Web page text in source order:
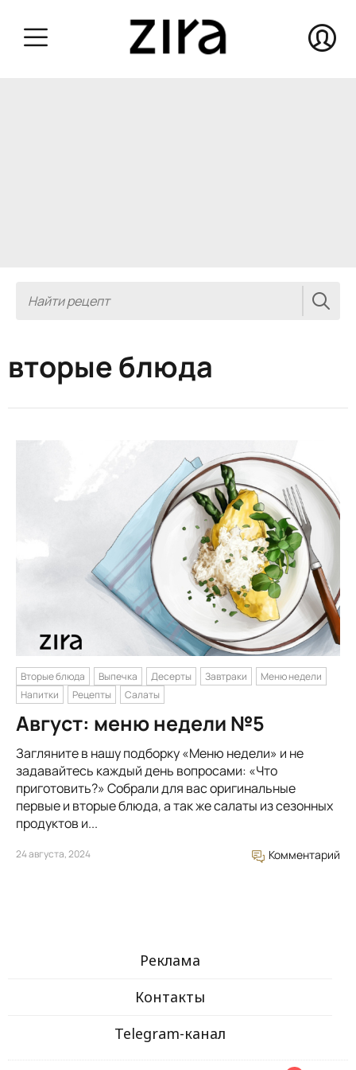
вторые блюда
Вторые блюда Выпечка Десерты Завтраки
Меню недели
Напитки
Рецепты Салаты
Август: меню недели №5
Загляните в нашу подборку «Меню недели» и не
задавайтесь каждый день вопросами: «Что
приготовить?» Собрали для вас оригинальные
первые и вторые блюда, а так же салаты из сезонных
продуктов и...
24 августа, 2024 Комментарий
Реклама
Контакты
Telegram-канал